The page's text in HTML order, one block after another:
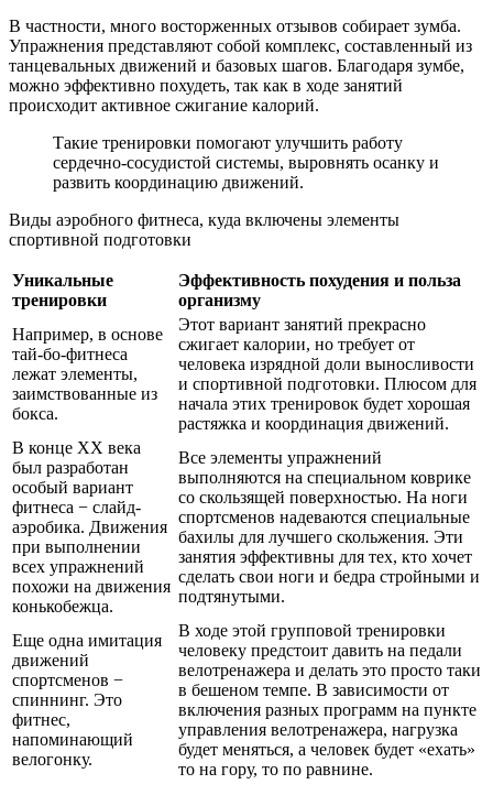
В частности, много восторженных отзывов собирает зумба.
Упражнения представляют собой комплекс, составленный из
танцевальных движений и базовых шагов. Благодаря зумбе,
можно эффективно похудеть, так как в ходе занятий
происходит активное сжигание калорий.
Такие тренировки помогают улучшить работу
сердечно-сосудистой системы, выровнять осанку и
развить координацию движений.
Виды аэробного фитнеса, куда включены элементы
спортивной подготовки
Уникальные
тренировки
Эффективность похудения и польза
организму
Например, в основе
тай-бо-фитнеса
лежат элементы,
заимствованные из
бокса.
Этот вариант занятий прекрасно
сжигает калории, но требует от
человека изрядной доли выносливости
и спортивной подготовки. Плюсом для
начала этих тренировок будет хорошая
растяжка и координация движений.
В конце ХХ века
был разработан
особый вариант
фитнеса − слайд-
аэробика. Движения
при выполнении
всех упражнений
похожи на движения
конькобежца.
Все элементы упражнений
выполняются на специальном коврике
со скользящей поверхностью. На ноги
спортсменов надеваются специальные
бахилы для лучшего скольжения. Эти
занятия эффективны для тех, кто хочет
сделать свои ноги и бедра стройными и
подтянутыми.
Еще одна имитация
движений
спортсменов −
спиннинг. Это
фитнес,
напоминающий
велогонку.
В ходе этой групповой тренировки
человеку предстоит давить на педали
велотренажера и делать это просто таки
в бешеном темпе. В зависимости от
включения разных программ на пункте
управления велотренажера, нагрузка
будет меняться, а человек будет «ехать»
то на гору, то по равнине.